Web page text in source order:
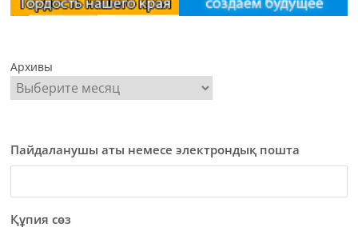
Архивы
Пайдаланушы аты немесе электрондық пошта
Құпия сөз